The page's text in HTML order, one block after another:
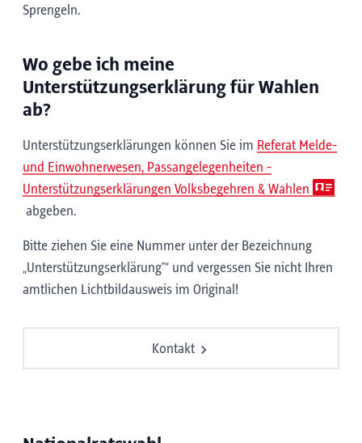
Sprengeln.
Wo gebe ich meine
Unterstützungserklärung für Wahlen
ab?
Unterstützungserklärungen können Sie im Referat Melde-
und Einwohnerwesen, Passangelegenheiten -
Unterstützungserklärungen Volksbegehren & Wahlen
abgeben.
Bitte ziehen Sie eine Nummer unter der Bezeichnung
„Unterstützungserklärung"“ und vergessen Sie nicht Ihren
amtlichen Lichtbildausweis im Original!
Kontakt